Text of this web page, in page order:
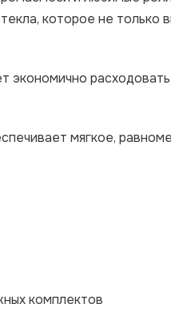
которое не
экономично
мягкое,
комплектов